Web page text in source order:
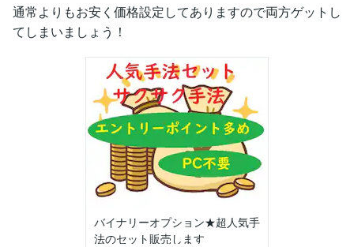
通常よりもお安く価格設定してありますので両方ゲットし
てしまいましょう！
バイナリーオプション★超人気手
法のセット販売します